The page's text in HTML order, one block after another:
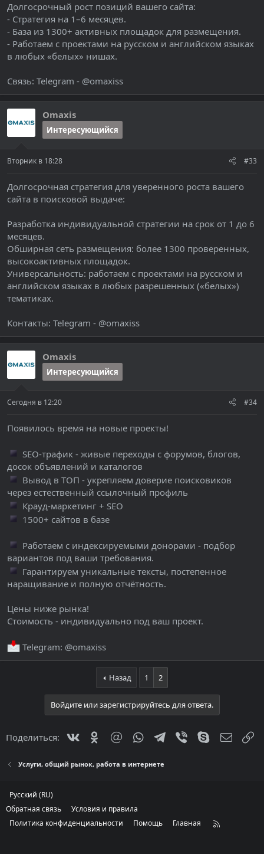
Долгосрочный рост позиций вашего сайта:
- Стратегия на 1–6 месяцев.
- База из 1300+ активных площадок для размещения.
- Работаем с проектами на русском и английском языках
в любых «белых» нишах.
Связь: Telegram - @omaxiss
Omaxis
Интересующийся
Вторник в 18:28 #33
Долгосрочная стратегия для уверенного роста вашего
сайта в поисковой выдаче:
Разработка индивидуальной стратегии на срок от 1 до 6
месяцев.
Обширная сеть размещения: более 1300 проверенных,
высокоактивных площадок.
Универсальность: работаем с проектами на русском и
английском языках в любых разрешенных («белых»)
тематиках.
Контакты: Telegram - @omaxiss
Omaxis
Интересующийся
Сегодня в 12:20 #34
Появилось время на новые проекты!
SEO-трафик - живые переходы с форумов, блогов,
досок объявлений и каталогов
Вывод в ТОП - укрепляем доверие поисковиков
через естественный ссылочный профиль
Крауд-маркетинг + SEO
1500+ сайтов в базе
Работаем с индексируемыми донорами - подбор
вариантов под ваши требования.
Гарантируем уникальные тексты, постепенное
наращивание и полную отчётность.
Цены ниже рынка!
Стоимость - индивидуально под ваш проект.
Telegram: @omaxiss
Назад 1 2
Войдите или зарегистрируйтесь для ответа.
Поделиться: VkontakteOdnoklassniki
Mail.ru WhatsApp
Telegram
ViberSkype
Услуги, общий рынок, работа в интернете
Русский (RU)
Обратная связь
Условия и правила
Политика конфиденциальности
Помощь Главная
R